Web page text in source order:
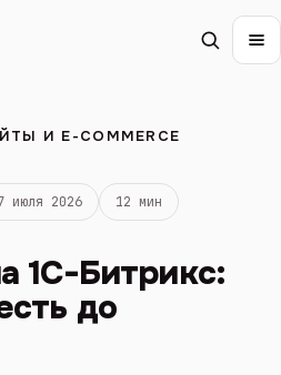
И E-COMMERCE
июля 2026 12 мин
1С-Битрикс:
до